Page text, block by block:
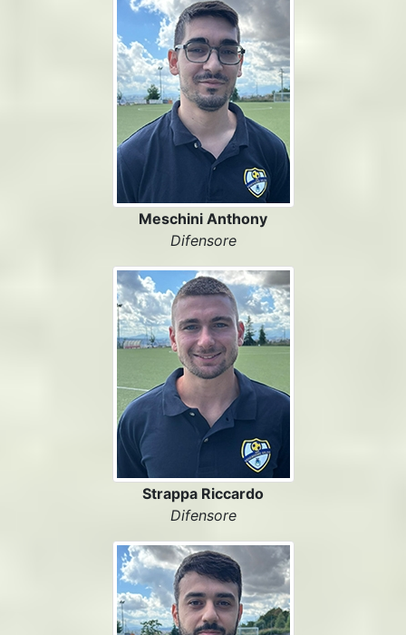
Meschini Anthony
Difensore
Strappa Riccardo
Difensore